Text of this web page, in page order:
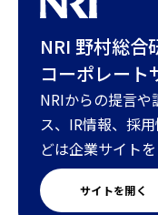
NRI 野村総合
コーポレート
NRIからの提言
ス、IR情報、採
どは企業サイト
サイトを開く